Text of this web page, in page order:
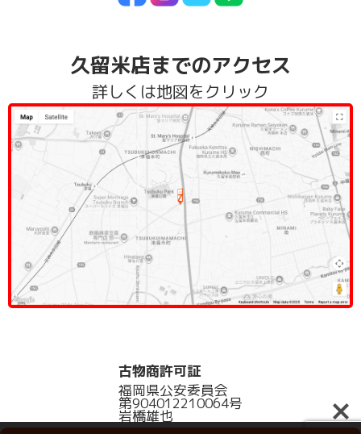
久留米店までのアクセス
詳しくは地図をクリック
古物商許可証
福岡県公安委員会
第904012210064号
岩橋雄也